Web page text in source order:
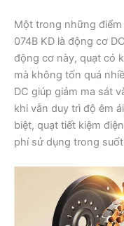
Một trong những điểm
074B KD là động cơ
động cơ này, quạt có
mà không tốn quá
DC giúp giảm ma sát
khi vẫn duy trì độ êm
biệt, quạt tiết kiệm
phí sử dụng trong